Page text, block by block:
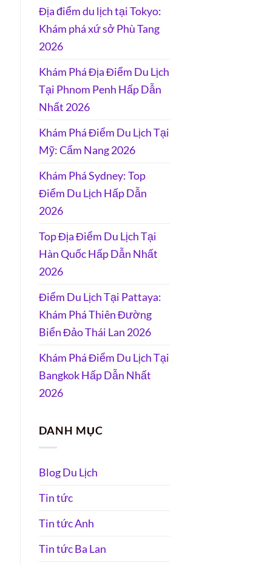
Địa điểm du lịch tại Tokyo:
Khám phá xứ sở Phù Tang
2026
Khám Phá Địa Điểm Du Lịch
Tại Phnom Penh Hấp Dẫn
Nhất 2026
Khám Phá Điểm Du Lịch Tại
Mỹ: Cẩm Nang 2026
Khám Phá Sydney: Top
Điểm Du Lịch Hấp Dẫn
2026
Top Địa Điểm Du Lịch Tại
Hàn Quốc Hấp Dẫn Nhất
2026
Điểm Du Lịch Tại Pattaya:
Khám Phá Thiên Đường
Biển Đảo Thái Lan 2026
Khám Phá Điểm Du Lịch Tại
Bangkok Hấp Dẫn Nhất
2026
DANH MỤC
Blog Du Lịch
Tin tức
Tin tức Anh
Tin tức Ba Lan